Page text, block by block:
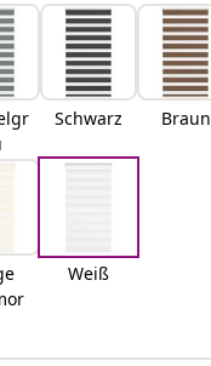
Schwarz Braun
Weiß